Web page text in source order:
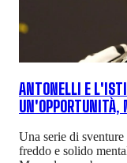
ANTONELLI E
UN'OPPORTUNITÀ,
Una serie di
freddo e solido